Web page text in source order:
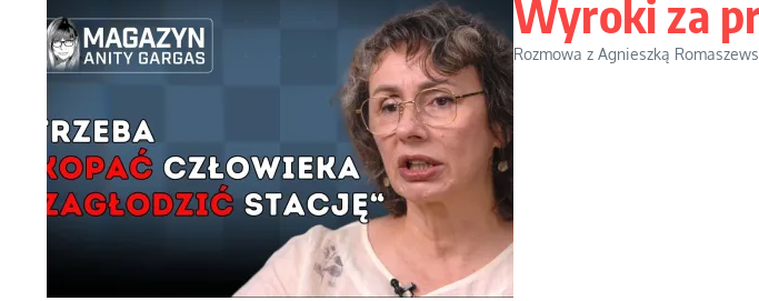
Wyroki za
Rozmowa z Agnieszką